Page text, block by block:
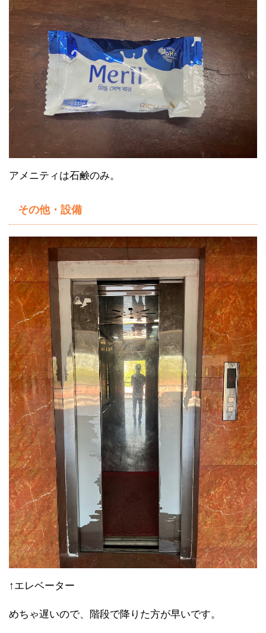
アメニティは石鹸のみ。
その他・設備
↑エレベーター
めちゃ遅いので、階段で降りた方が早いです。